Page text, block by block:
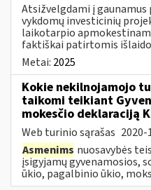
Atsižvelgdami į
vykdomų investicinių
laikotarpio
faktiškai patirtomis
Metai: 2025
Kokie nekilnojamojo
taikomi teikiant
mokesčio deklaraciją
Web turinio sąrašas 2020-
Asmenims nuosavybės
įsigyjamų gyvenamosios,
ūkio, pagalbinio ūkio,